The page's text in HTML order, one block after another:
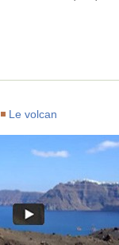
Le volcan